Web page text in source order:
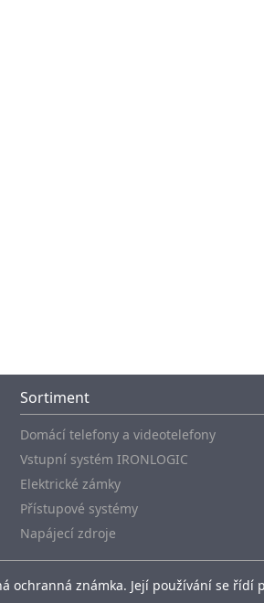
Sortiment
Domácí telefony a videotelefony
Vstupní systém IRONLOGIC
Elektrické zámky
Přístupové systémy
Napájecí zdroje
ochranná známka. Její používání se